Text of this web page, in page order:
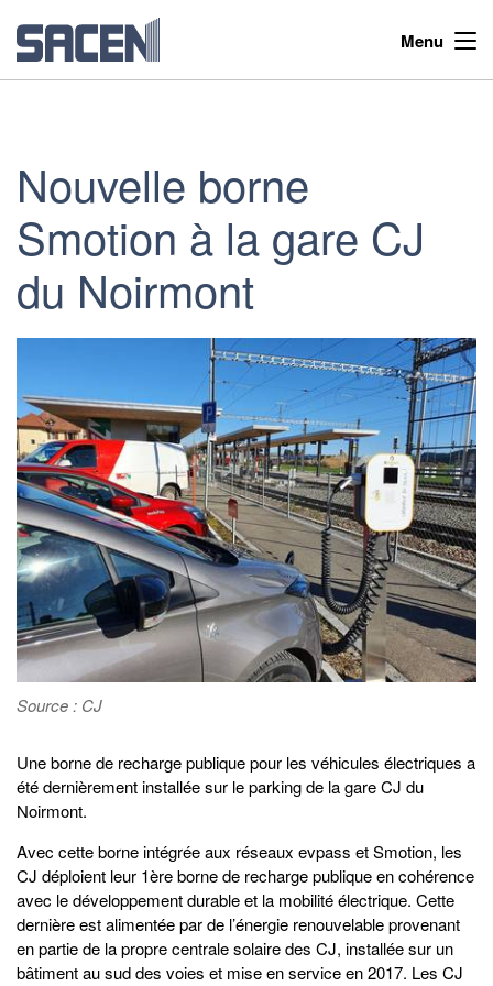
Menu
Nouvelle borne
Smotion à la gare CJ
du Noirmont
Source : CJ
Une borne de recharge publique pour les véhicules électriques a
été dernièrement installée sur le parking de la gare CJ du
Noirmont.
Avec cette borne intégrée aux réseaux evpass et Smotion, les
CJ déploient leur 1ère borne de recharge publique en cohérence
avec le développement durable et la mobilité électrique. Cette
dernière est alimentée par de l’énergie renouvelable provenant
en partie de la propre centrale solaire des CJ, installée sur un
bâtiment au sud des voies et mise en service en 2017. Les CJ